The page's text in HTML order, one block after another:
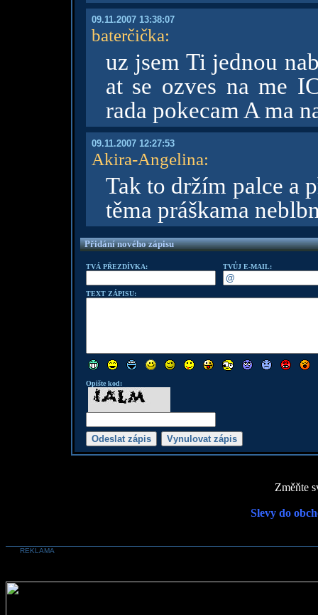
09.11.2007 13:38:07
baterčička:
uz jsem Ti jednou
at se ozves na me
rada pokecam A ma
09.11.2007 12:27:53
Akira-Angelina:
Tak to držím palce a
těma práškama
Přidání nového zápisu
TVÁ PŘEZDÍVKA: TVŮJ E-MAIL:
TEXT ZÁPISU:
Opište kod:
Změňte
Slevy do
REKLAMA